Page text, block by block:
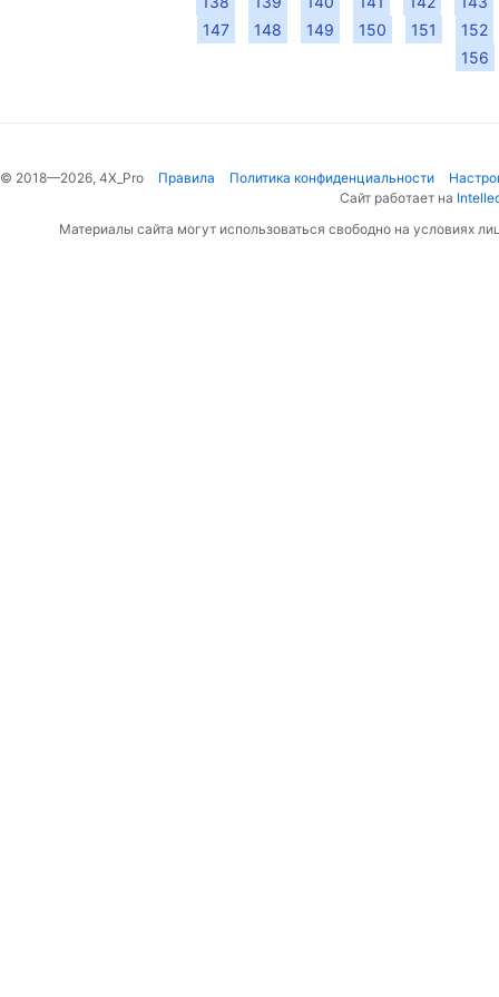
147
148 149 150 151
152
156
© 2018—2026, 4X_Pro Правила Политика конфиденциальности
Сайт работает на
Материалы сайта могут использоваться свободно на условиях